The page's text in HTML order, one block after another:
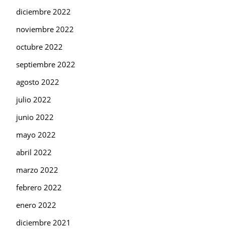
diciembre 2022
noviembre 2022
octubre 2022
septiembre 2022
agosto 2022
julio 2022
junio 2022
mayo 2022
abril 2022
marzo 2022
febrero 2022
enero 2022
diciembre 2021